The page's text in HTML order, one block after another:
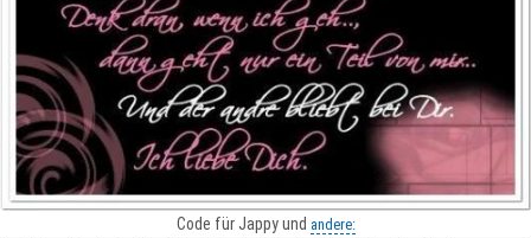
Code für Jappy und andere: